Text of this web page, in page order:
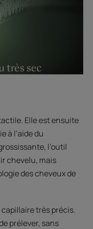
Elle est ensuite
à l’aide du
l’outil
chevelu, mais
des cheveux de
très précis.
prélever, sans